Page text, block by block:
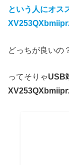
という人にオス
どっちが良いの
ってそりゃUSB